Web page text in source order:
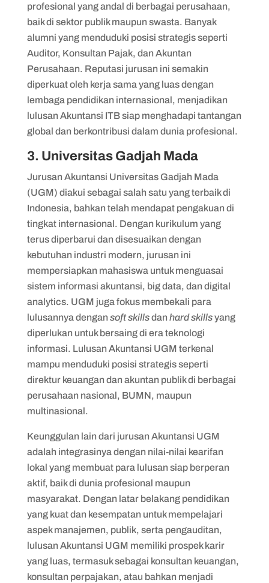
profesional yang andal di berbagai perusahaan,
baik di sektor publik maupun swasta. Banyak
alumni yang menduduki posisi strategis seperti
Auditor, Konsultan Pajak, dan Akuntan
Perusahaan. Reputasi jurusan ini semakin
diperkuat oleh kerja sama yang luas dengan
lembaga pendidikan internasional, menjadikan
lulusan Akuntansi ITB siap menghadapi tantangan
global dan berkontribusi dalam dunia profesional.
3. Universitas Gadjah Mada
Jurusan Akuntansi Universitas Gadjah Mada
(UGM) diakui sebagai salah satu yang terbaik di
Indonesia, bahkan telah mendapat pengakuan di
tingkat internasional. Dengan kurikulum yang
terus diperbarui dan disesuaikan dengan
kebutuhan industri modern, jurusan ini
mempersiapkan mahasiswa untuk menguasai
sistem informasi akuntansi, big data, dan digital
analytics. UGM juga fokus membekali para
lulusannya dengansoft skillsdanhard skillsyang
diperlukan untuk bersaing di era teknologi
informasi. Lulusan Akuntansi UGM terkenal
mampu menduduki posisi strategis seperti
direktur keuangan dan akuntan publik di berbagai
perusahaan nasional, BUMN, maupun
multinasional.
Keunggulan lain dari jurusan Akuntansi UGM
adalah integrasinya dengan nilai-nilai kearifan
lokal yang membuat para lulusan siap berperan
aktif, baik di dunia profesional maupun
masyarakat. Dengan latar belakang pendidikan
yang kuat dan kesempatan untuk mempelajari
aspek manajemen, publik, serta pengauditan,
lulusan Akuntansi UGM memiliki prospek karir
yang luas, termasuk sebagai konsultan keuangan,
konsultan perpajakan, atau bahkan menjadi